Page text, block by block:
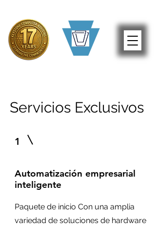
Servicios Exclusivos
1
Automatización empresarial
inteligente
Paquete de inicio Con una amplia
variedad de soluciones de hardware